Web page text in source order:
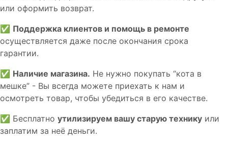
или оформить возврат.
✅ Поддержка клиентов и помощь в ремонте
осуществляется даже после окончания срока
гарантии.
✅ Наличие магазина. Не нужно покупать “кота в
мешке” - Вы всегда можете приехать к нам и
осмотреть товар, чтобы убедиться в его качестве.
✅ Бесплатно утилизируем вашу старую технику или
заплатим за неё деньги.